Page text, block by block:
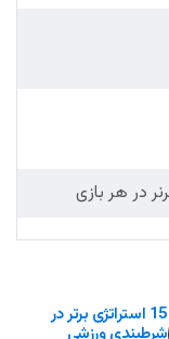
15 استراتژی برتر در